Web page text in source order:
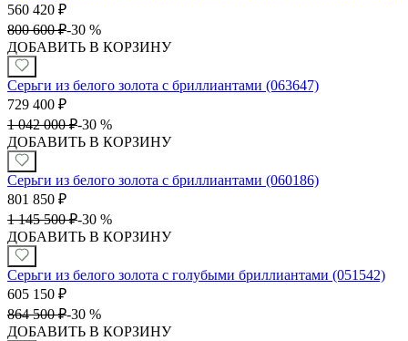
560 420 ₽
800 600 ₽-30 %
ДОБАВИТЬ В КОРЗИНУ
Серьги из белого золота с бриллиантами (063647)
729 400 ₽
1 042 000 ₽-30 %
ДОБАВИТЬ В КОРЗИНУ
Серьги из белого золота с бриллиантами (060186)
801 850 ₽
1 145 500 ₽-30 %
ДОБАВИТЬ В КОРЗИНУ
Серьги из белого золота с голубыми бриллиантами (051542)
605 150 ₽
864 500 ₽-30 %
ДОБАВИТЬ В КОРЗИНУ